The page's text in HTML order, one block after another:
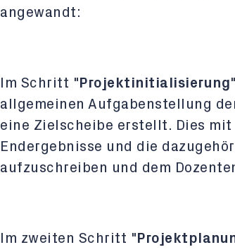
angewandt:
Im Schritt " Projektinitialisierung
allgemeinen Aufgabenstellung
eine Zielscheibe erstellt. Dies
Endergebnisse und die
aufzuschreiben und dem
Im zweiten Schritt "